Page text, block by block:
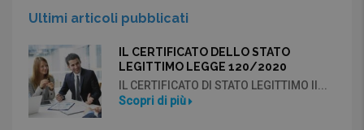
Ultimi articoli pubblicati
IL CERTIFICATO DELLO STATO
LEGITTIMO LEGGE 120/2020
IL CERTIFICATO DI STATO LEGITTIMO Il...
Scopri di più